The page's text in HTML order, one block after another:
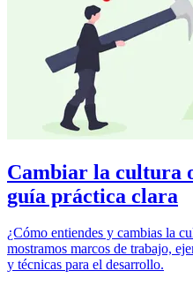
Cambiar la cultura
guía práctica clara
¿Cómo entiendes y cambias la
mostramos marcos de trabajo,
y técnicas para el desarrollo.